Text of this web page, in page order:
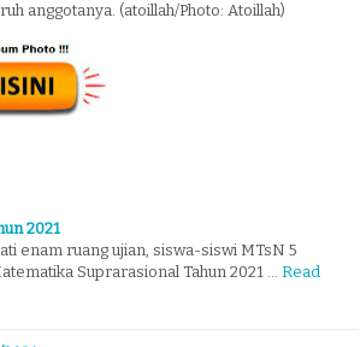
anggotanya. (atoillah/Photo: Atoillah)
2021
enam ruang ujian, siswa-siswi MTsN 5
Suprarasional Tahun 2021 … Read